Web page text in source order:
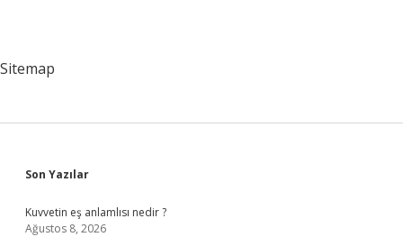
Sitemap
Sidebar
Son Yazılar
Kuvvetin eş anlamlısı nedir ?
Ağustos 8, 2026